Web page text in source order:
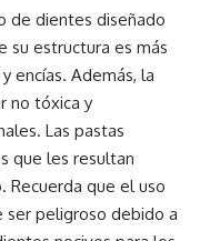
de dientes diseñado
su estructura es más
encías. Además, la
no tóxica y
Las pastas
que les resultan
Recuerda que el uso
ser peligroso debido a